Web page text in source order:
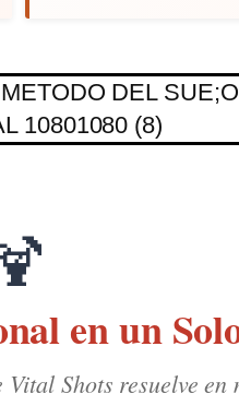
en un
Shots resuelve en